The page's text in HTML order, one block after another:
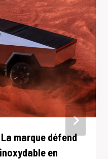
marque défend
en